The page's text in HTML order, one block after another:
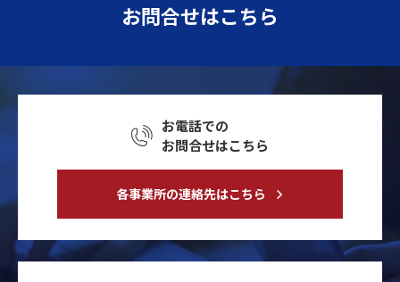
お問合せはこちら
お電話での
お問合せはこちら
各事業所の連絡先はこちら